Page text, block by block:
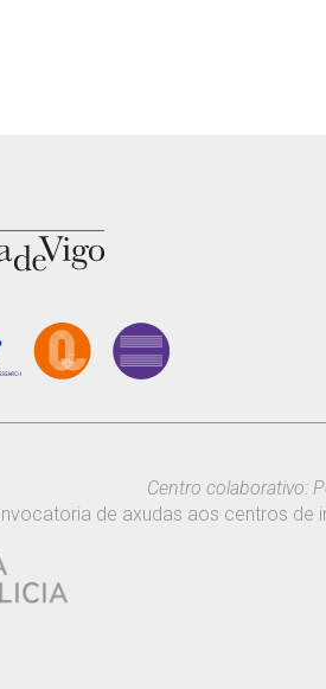
Centro colaborativo:
de axudas aos centros de